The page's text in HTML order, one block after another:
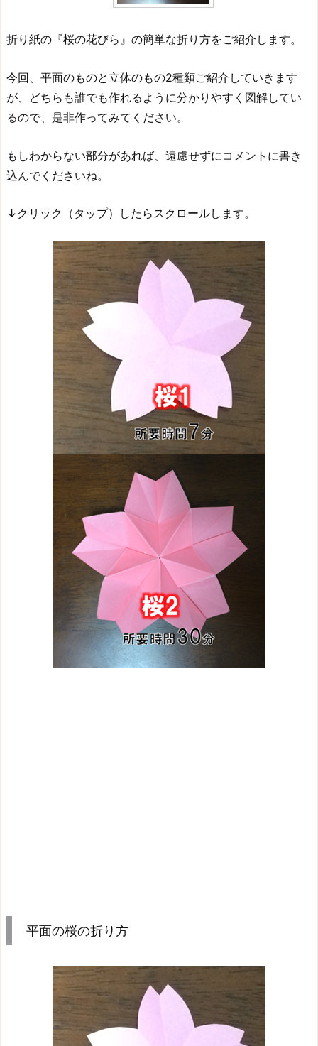
折り紙の『桜の花びら』の簡単な折り方をご紹介します。
今回、平面のものと立体のもの2種類ご紹介していきます
が、どちらも誰でも作れるように分かりやすく図解してい
るので、是非作ってみてください。
もしわからない部分があれば、遠慮せずにコメントに書き
込んでくださいね。
↓クリック（タップ）したらスクロールします。
平面の桜の折り方